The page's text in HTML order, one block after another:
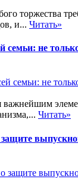
торжества
и... Читать»
семьи: не
важнейшим
Читать»